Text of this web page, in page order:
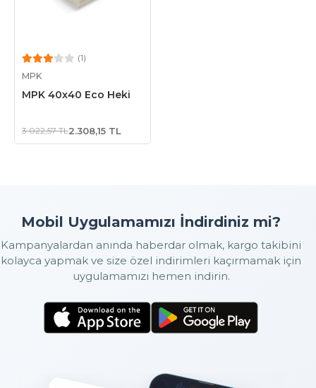
(1)
MPK
MPK 40x40 Eco Heki
3.022,57 TL2.308,15 TL
Mobil Uygulamamızı İndirdiniz mi?
Kampanyalardan anında haberdar olmak, kargo takibini
kolayca yapmak ve size özel indirimleri kaçırmamak için
uygulamamızı hemen indirin.